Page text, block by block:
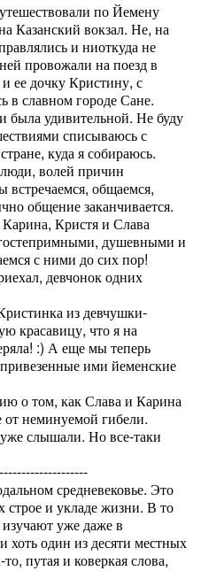
по Йемену
Казанский вокзал. Не, на
и ниоткуда не
провожали на поезд в
ее дочку Кристину, с
в славном городе Сане.
была удивительной. Не буду
списываюсь с
куда я собираюсь.
волей причин
общаемся,
общение заканчивается.
Карина, Кристя и Слава
душевными и
с ними до сих пор!
девчонок одних
из девчушки-
красавицу, что я на
:) А еще мы теперь
ими йеменские
о том, как Слава и Карина
неминуемой гибели.
слышали. Но все-таки
средневековье. Это
строе и укладе жизни. В то
уже даже в
хоть один из десяти местных
путая и коверкая слова,